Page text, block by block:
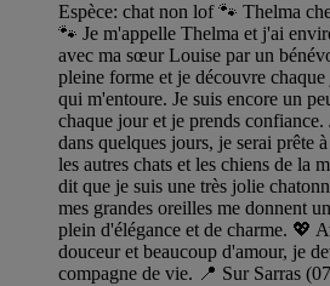
Espèce: chat non lof 🐾 Thelma
🐾 Je m'appelle Thelma et j'ai
avec ma sœur Louise par un
pleine forme et je découvre
qui m'entoure. Je suis encore un
chaque jour et je prends
dans quelques jours, je serai prête
les autres chats et les chiens de la
dit que je suis une très jolie
mes grandes oreilles me donnent
plein d'élégance et de charme. 💖
douceur et beaucoup d'amour, je
compagne de vie. 📍 Sur Sarras